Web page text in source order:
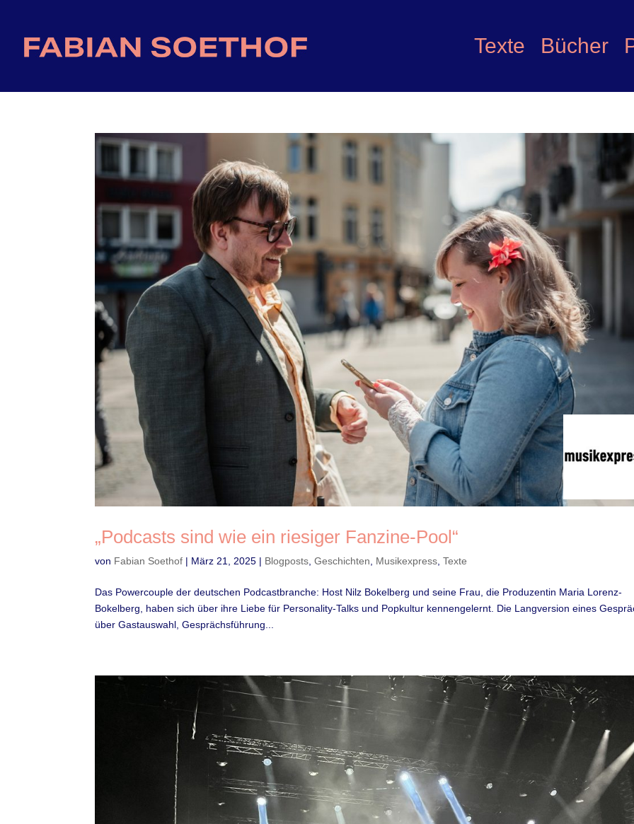
Texte Bücher
„Podcasts sind wie ein riesiger Fanzine-Pool“
von Fabian Soethof | März 21, 2025 | Blogposts ,Geschichten Musikexpress ,Texte
Das Powercouple der deutschen Podcastbranche: Host Nilz Bokelberg und seine Frau, die Produzentin Maria Lorenz-
Bokelberg, haben sich über ihre Liebe für Personality-Talks und Popkultur kennengelernt. Die Langversion eines
über Gastauswahl, Gesprächsführung...